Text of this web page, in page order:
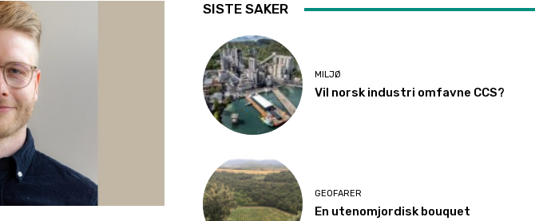
SISTE SAKER
MILJØ
Vil norsk industri omfavne CCS?
GEOFARER
En utenomjordisk bouquet